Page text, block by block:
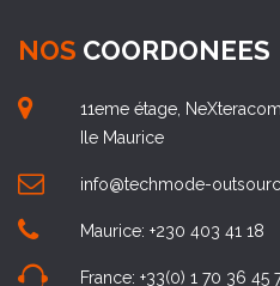
NOS COORDONEES
11eme étage,
Ile Maurice
info@techmode-
Maurice: +230 403 41 18
France: +33(0) 1 70 36 45